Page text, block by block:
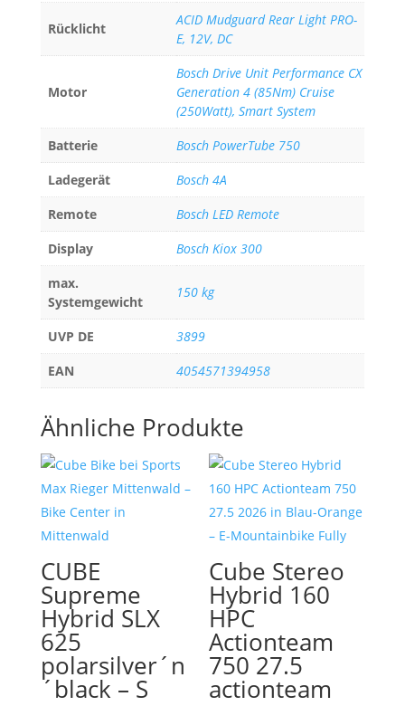
Rücklicht
ACID Mudguard Rear Light PRO-
E, 12V, DC
Motor
Bosch Drive Unit Performance CX
Generation 4 (85Nm) Cruise
(250Watt), Smart System
Batterie
Bosch PowerTube 750
Ladegerät
Bosch 4A
Remote
Bosch LED Remote
Display
Bosch Kiox 300
max.
Systemgewicht
150 kg
UVP DE
3899
EAN
4054571394958
Ähnliche Produkte
CUBE
Supreme
Hybrid SLX
625
polarsilver´n
´black – S
Cube Stereo
Hybrid 160
HPC
Actionteam
750 27.5
actionteam